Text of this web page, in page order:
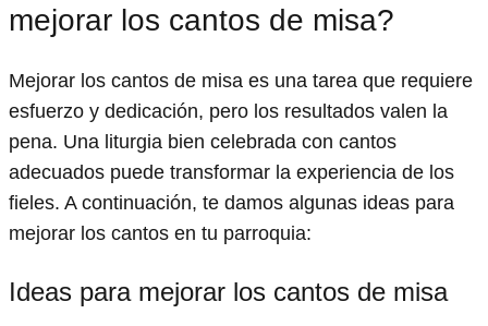
mejorar los cantos de misa?
Mejorar los cantos de misa es una tarea que requiere
esfuerzo y dedicación, pero los resultados valen la
pena. Una liturgia bien celebrada con cantos
adecuados puede transformar la experiencia de los
fieles. A continuación, te damos algunas ideas para
mejorar los cantos en tu parroquia:
Ideas para mejorar los cantos de misa